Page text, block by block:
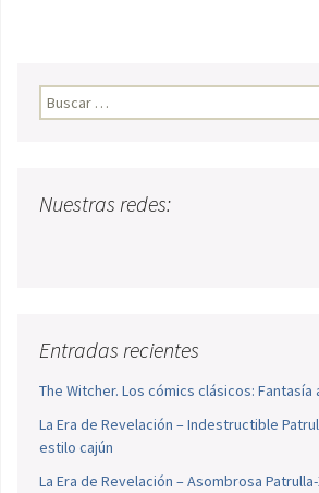
Buscar:
Nuestras redes:
Entradas recientes
The Witcher. Los cómics clásicos: Fantasía
La Era de Revelación – Indestructible
estilo cajún
La Era de Revelación – Asombrosa